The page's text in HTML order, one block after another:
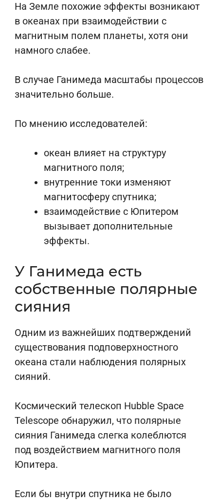
На Земле похожие эффекты возникают
в океанах при взаимодействии с
магнитным полем планеты, хотя они
намного слабее.
В случае Ганимеда масштабы процессов
значительно больше.
По мнению исследователей:
океан влияет на структуру
магнитного поля;
внутренние токи изменяют
магнитосферу спутника;
взаимодействие с Юпитером
вызывает дополнительные
эффекты.
У Ганимеда есть
собственные полярные
сияния
Одним из важнейших подтверждений
существования подповерхностного
океана стали наблюдения полярных
сияний.
Космический телескоп Hubble Space
Telescope обнаружил, что полярные
сияния Ганимеда слегка колеблются
под воздействием магнитного поля
Юпитера.
Если бы внутри спутника не было